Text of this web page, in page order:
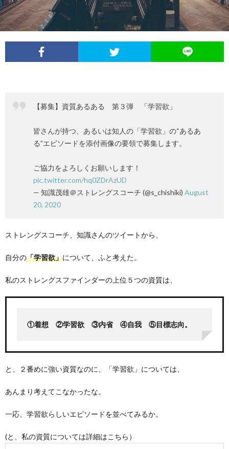
し
【募集】資質あるある 第３弾 「学習欲」
皆さんが持つ、あるいは知人の「学習欲」の“あるあ
る”エピソードを添付画像の要領で募集します。
ご協力をよろしくお願いします！
pic.twitter.com/hq0ZDrAzUD
— 知識茂雄＠ストレングスコーチ (@s_chishiki) August
20, 2020
ストレングスコーチ、知識さんのツイートから、
自分の「学習欲」について、ふと考えた。
私のストレングスファインダーの上位５つの資質は、
①着想 ②学習欲 ③内省 ④自我 ⑤目標志向。
と、２番めに強い資質なのに、「学習欲」については、
あんまり考えてこなかったな。
一応、学習欲らしいエピソードを並べてみるか。
(と、私の資質については詳細はこちら）